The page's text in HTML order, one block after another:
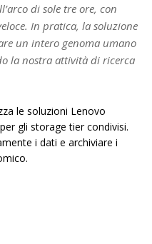
di sole tre ore, con
In pratica, la soluzione
un intero genoma umano
la nostra attività di ricerca
le soluzioni Lenovo
gli storage tier condivisi.
i dati e archiviare i